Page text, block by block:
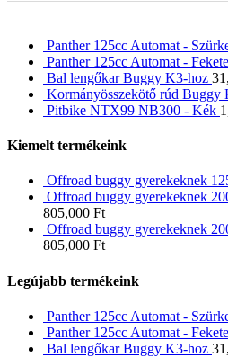
Panther 125cc Automat -
Panther 125cc Automat - Fekete
Bal lengőkar Buggy K3-hoz
Kormányösszekötő rúd Buggy
Pitbike NTX99 NB300 - Kék
Kiemelt termékeink
Offroad buggy gyerekeknek
Offroad buggy gyerekeknek
805,000 Ft
Offroad buggy gyerekeknek
805,000 Ft
Legújabb termékeink
Panther 125cc Automat -
Panther 125cc Automat - Fekete
Bal lengőkar Buggy K3-hoz